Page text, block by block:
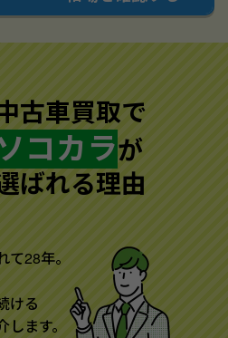
古車買取で
コカラが
ばれる理由
28年。
ける
ます。